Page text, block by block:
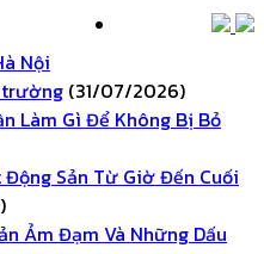
Nội
trường (31/07/2026)
Làm Gì Để Không Bị Bỏ
Sản Từ Giờ Đến Cuối
Ảm Đạm Và Những Dấu